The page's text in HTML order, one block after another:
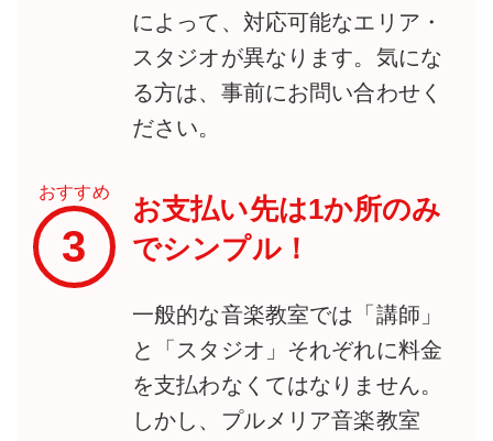
によって、対応可能なエリア・
スタジオが異なります。気にな
る方は、事前にお問い合わせく
ださい。
おすすめ
3
お支払い先は1か所のみ
でシンプル！
一般的な音楽教室では「講師」
と「スタジオ」それぞれに料金
を支払わなくてはなりません。
しかし、プルメリア音楽教室